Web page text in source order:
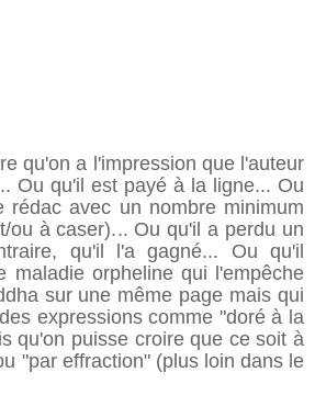
qu'on a l'impression que l'auteur
Ou qu'il est payé à la ligne... Ou
rédac avec un nombre minimum
ou à caser)... Ou qu'il a perdu un
qu'il l'a gagné... Ou qu'il
maladie orpheline qui l'empêche
sur une même page mais qui
expressions comme "doré à la
qu'on puisse croire que ce soit à
"par effraction" (plus loin dans le